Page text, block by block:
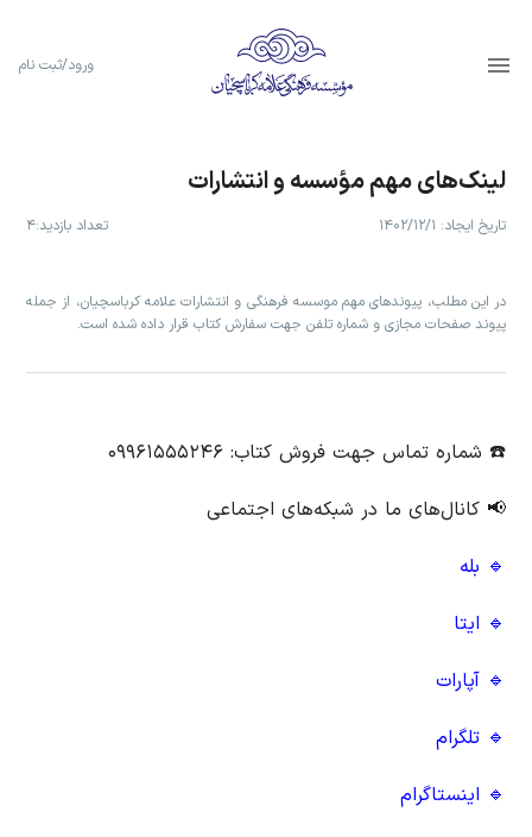
ورود/ثبت نام
لینک‌‌های مهم مؤسسه و انتشارات
تاریخ ایجاد: ۱۴۰۲/۱۲/۱ تعداد بازدید:۴
در این مطلب، پیوندهای مهم موسسه فرهنگی و انتشارات علامه کرباسچیان، از جمله
پیوند صفحات مجازی و شماره تلفن جهت سفارش کتاب قرار داده شده است.
☎️ شماره تماس جهت فروش کتاب: ۰۹۹۶۱۵۵۵۲۴۶
📢 کانال‌های ما در شبکه‌های اجتماعی
🔹 بله
🔹 ایتا
🔹 آپارات
🔹 تلگرام
🔹 اینستاگرام